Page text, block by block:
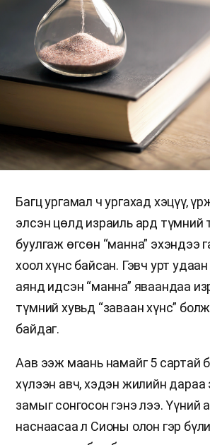
Багц ургамал ч ургахад хэцүү,
элсэн цөлд израиль ард түмний
буулгаж өгсөн “манна” эхэндээ
хоол хүнс байсан. Гэвч урт
аянд идсэн “манна” яваандаа
түмний хувьд “заваан хүнс”
байдаг.
Аав ээж маань намайг 5 сартай
хүлээн авч, хэдэн жилийн дараа
замыг сонгосон гэнэ лээ. Үүний
наснаасаа л Сионы олон гэр